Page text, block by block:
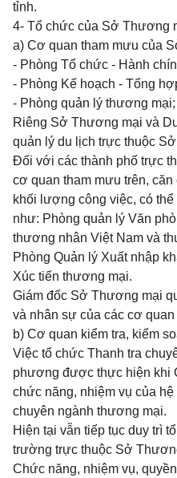
tỉnh.
4- Tổ chức của Sở Thương
a) Cơ quan tham mưu của
- Phòng Tổ chức - Hành
- Phòng Kế hoạch - Tổng
- Phòng quản lý thương mại;
Riêng Sở Thương mại và
quản lý du lịch trực thuộc
Đối với các thành phố trực
cơ quan tham mưu trên,
khối lượng công việc, có
như: Phòng quản lý Văn
thương nhân Việt Nam và
Phòng Quản lý Xuất nhập
Xúc tiến thương mại.
Giám đốc Sở Thương mại
và nhân sự của các cơ
b) Cơ quan kiểm tra, kiểm
Việc tổ chức Thanh tra
phương được thực hiện khi
chức năng, nhiệm vụ của
chuyên ngành thương mại.
Hiện tại vẫn tiếp tục duy trì
trường trực thuộc Sở
Chức năng, nhiệm vụ,